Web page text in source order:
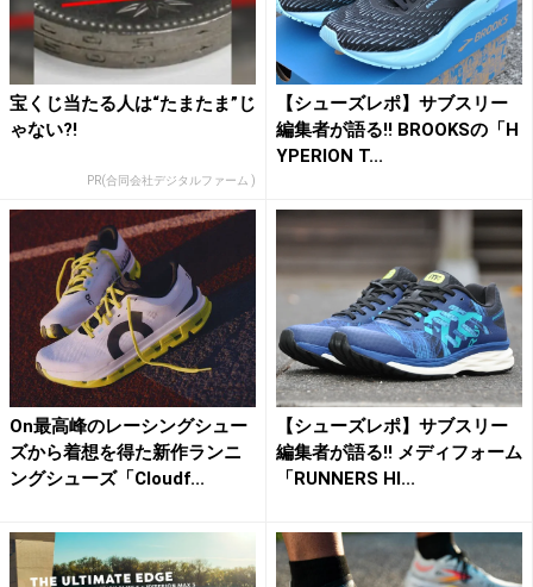
宝くじ当たる人は“たまたま”じ
ゃない?!
PR(合同会社デジタルファーム )
【シューズレポ】サブスリー
編集者が語る!! BROOKSの「H
YPERION T...
On最高峰のレーシングシュー
ズから着想を得た新作ランニ
ングシューズ「Cloudf...
【シューズレポ】サブスリー
編集者が語る!! メディフォーム
「RUNNERS HI...